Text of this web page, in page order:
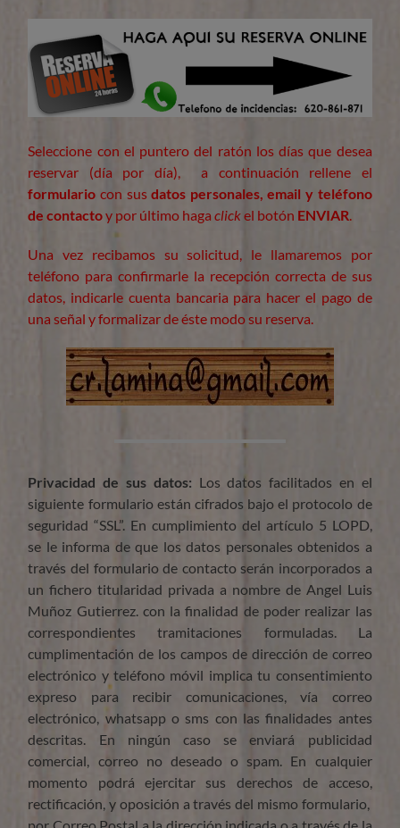
Seleccione con el puntero del ratón los días que desea
reservar (día por día), a continuación rellene el
formulario con susdatos personales, email y teléfono
de contactoy por último hagaclickel botón ENVIAR.
Una vez recibamos su solicitud, le llamaremos por
teléfono para confirmarle la recepción correcta de sus
datos, indicarle cuenta bancaria para hacer el pago de
una señal y formalizar de éste modo su reserva.
Privacidad de sus datos: Los datos facilitados en el
siguiente formulario están cifrados bajo el protocolo de
seguridad “SSL”. En cumplimiento del artículo 5 LOPD,
se le informa de que los datos personales obtenidos a
través del formulario de contacto serán incorporados a
un fichero titularidad privada a nombre de Angel Luis
Muñoz Gutierrez. con la finalidad de poder realizar las
correspondientes tramitaciones formuladas. La
cumplimentación de los campos de dirección de correo
electrónico y teléfono móvil implica tu consentimiento
expreso para recibir comunicaciones, vía correo
electrónico, whatsapp o sms con las finalidades antes
descritas. En ningún caso se enviará publicidad
comercial, correo no deseado o spam. En cualquier
momento podrá ejercitar sus derechos de acceso,
rectificación, y oposición a través del mismo formulario,